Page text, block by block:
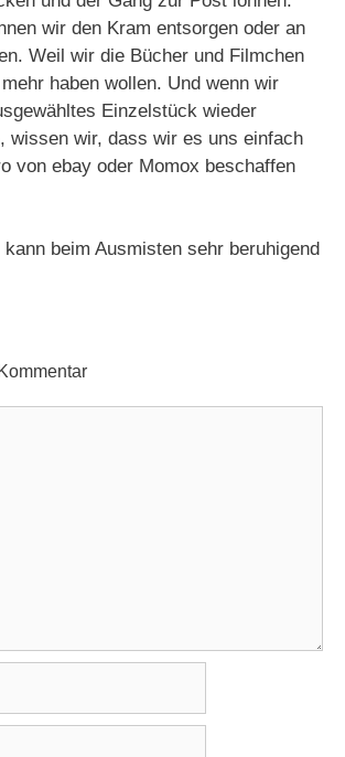
wir den Kram entsorgen oder an
Weil wir die Bücher und Filmchen
haben wollen. Und wenn wir
Einzelstück wieder
wissen wir, dass wir es uns einfach
von ebay oder Momox beschaffen
beim Ausmisten sehr beruhigend